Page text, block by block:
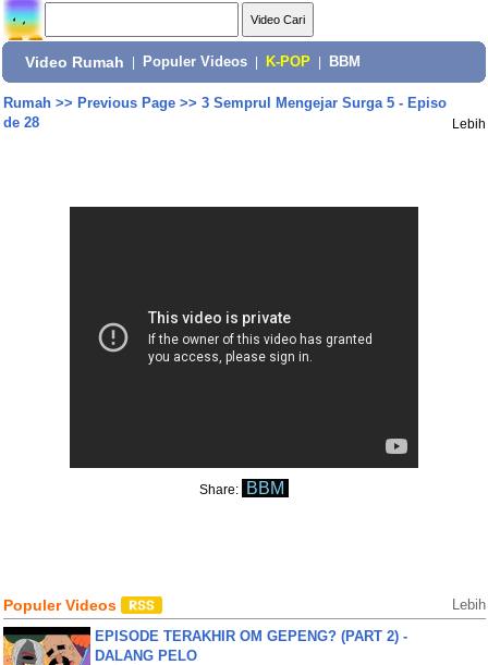
Video Rumah Populer Videos K-POP BBM
Rumah>> Previous Page>> 3 Semprul Mengejar Surga 5 - Episo
de 28
Lebih
Share: BBM
Populer Videos Lebih
EPISODE TERAKHIR OM GEPENG? (PART 2) -
DALANG PELO